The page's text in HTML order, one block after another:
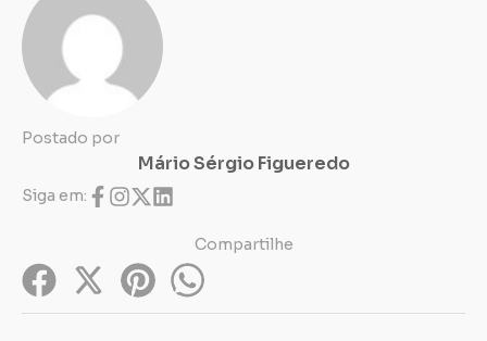
Postado por
Mário Sérgio Figueredo
Siga em:
Compartilhe